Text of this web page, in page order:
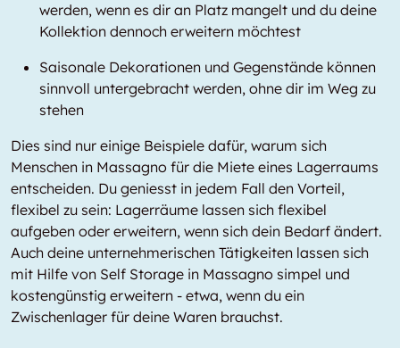
werden, wenn es dir an Platz mangelt und du deine
Kollektion dennoch erweitern möchtest
Saisonale Dekorationen und Gegenstände können
sinnvoll untergebracht werden, ohne dir im Weg zu
stehen
Dies sind nur einige Beispiele dafür, warum sich
Menschen in Massagno für die Miete eines Lagerraums
entscheiden. Du geniesst in jedem Fall den Vorteil,
flexibel zu sein: Lagerräume lassen sich flexibel
aufgeben oder erweitern, wenn sich dein Bedarf ändert.
Auch deine unternehmerischen Tätigkeiten lassen sich
mit Hilfe von Self Storage in Massagno simpel und
kostengünstig erweitern - etwa, wenn du ein
Zwischenlager für deine Waren brauchst.